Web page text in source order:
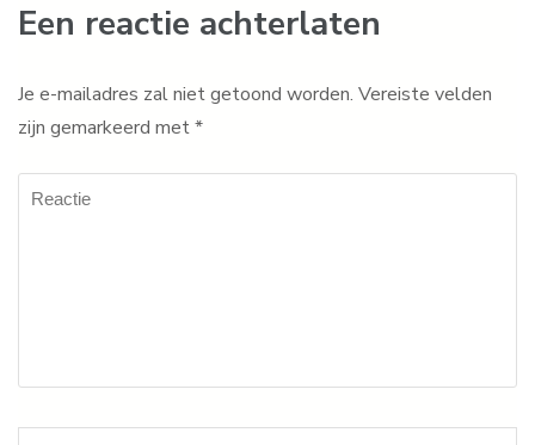
Een reactie achterlaten
Je e-mailadres zal niet getoond worden. Vereiste velden
zijn gemarkeerd met*
Reactie